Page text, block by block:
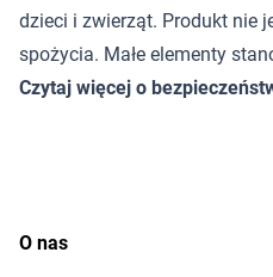
dzieci i zwierząt. Produkt nie
spożycia. Małe elementy
Czytaj więcej o
O nas